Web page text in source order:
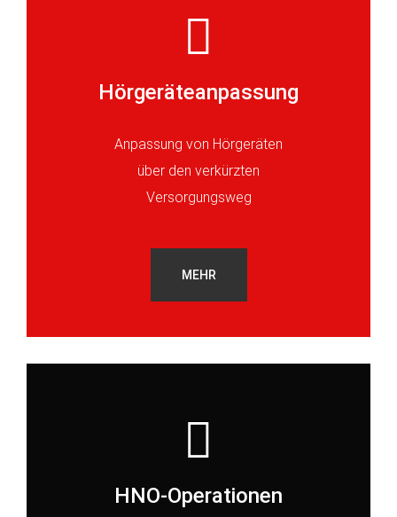
Hörgeräteanpassung
Anpassung von Hörgeräten
über den verkürzten
Versorgungsweg
MEHR
HNO-Operationen